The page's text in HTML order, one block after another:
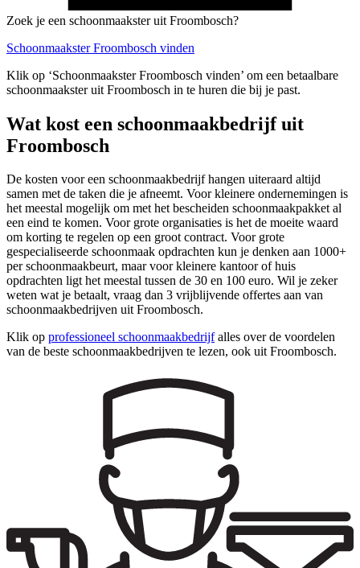
Zoek je een schoonmaakster uit Froombosch?
Schoonmaakster Froombosch vinden
Klik op ‘Schoonmaakster Froombosch vinden’ om een betaalbare
schoonmaakster uit Froombosch in te huren die bij je past.
Wat kost een schoonmaakbedrijf uit
Froombosch
De kosten voor een schoonmaakbedrijf hangen uiteraard altijd
samen met de taken die je afneemt. Voor kleinere ondernemingen is
het meestal mogelijk om met het bescheiden schoonmaakpakket al
een eind te komen. Voor grote organisaties is het de moeite waard
om korting te regelen op een groot contract. Voor grote
gespecialiseerde schoonmaak opdrachten kun je denken aan 1000+
per schoonmaakbeurt, maar voor kleinere kantoor of huis
opdrachten ligt het meestal tussen de 30 en 100 euro. Wil je zeker
weten wat je betaalt, vraag dan 3 vrijblijvende offertes aan van
schoonmaakbedrijven uit Froombosch.
Klik op professioneel schoonmaakbedrijfalles over de voordelen
van de beste schoonmaakbedrijven te lezen, ook uit Froombosch.